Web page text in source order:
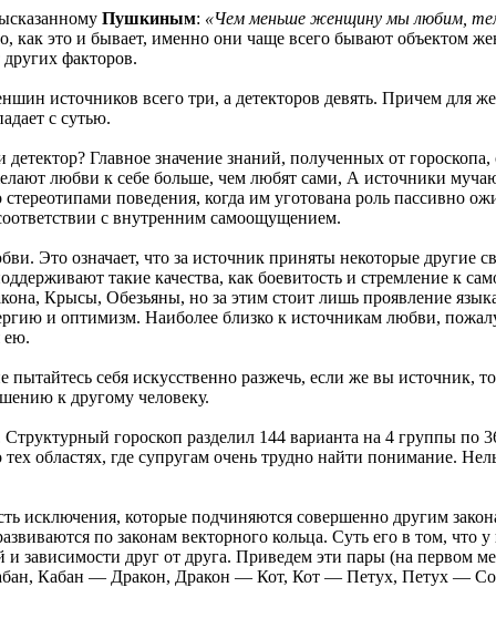
Пушкиным: «Чем меньше женщину мы любим,
как это и бывает, именно они чаще всего бывают объектом
факторов.
источников всего три, а детекторов девять. Причем для
с сутью.
Главное значение знаний, полученных от
любви к себе больше, чем любят сами, А источники
поведения, когда им уготована роль пассивно
с внутренним самоощущением.
Это означает, что за источник приняты некоторые
такие качества, как боевитость и стремление к
Крысы, Обезьяны, но за этим стоит лишь проявление
и оптимизм. Наиболее близко к источникам любви,
ею.
себя искусственно разжечь, если же вы источник,
к другому человеку.
гороскоп разделил 144 варианта на 4 группы по
областях, где супругам очень трудно найти понимание.
исключения, которые подчиняются совершенно другим
по законам векторного кольца. Суть его в том, что
и зависимости друг от друга. Приведем эти пары (на
Кабан — Дракон, Дракон — Кот, Кот — Петух, Петух —